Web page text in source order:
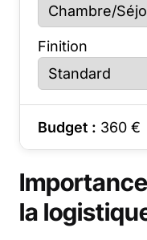
Finition
Budget : 360 €
la